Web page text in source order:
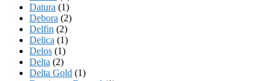
Datura (1)
Debora (2)
Delfin (2)
Delica (1)
Delos (1)
Delta (2)
Delta Gold (1)